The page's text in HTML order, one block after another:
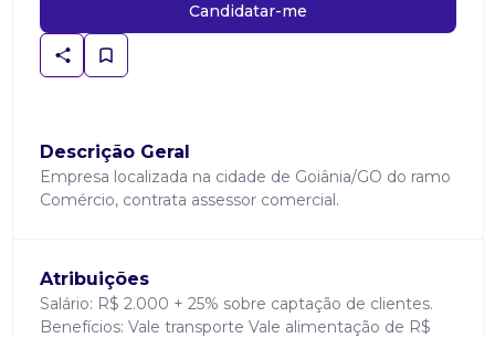
Candidatar-me
Descrição Geral
Empresa localizada na cidade de Goiânia/GO do ramo
Comércio, contrata assessor comercial.
Atribuições
Salário: R$ 2.000 + 25% sobre captação de clientes.
Benefícios: Vale transporte Vale alimentação de R$